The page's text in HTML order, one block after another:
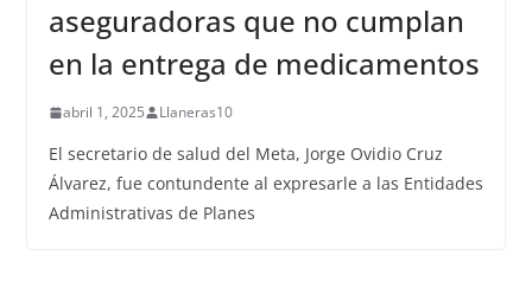
aseguradoras que no cumplan
en la entrega de medicamentos
abril 1, 2025 Llaneras10
El secretario de salud del Meta, Jorge Ovidio Cruz
Álvarez, fue contundente al expresarle a las Entidades
Administrativas de Planes